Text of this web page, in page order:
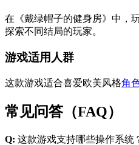
在《戴绿帽子的健身房》中，
探索不同结局的玩家。
游戏适用人群
这款游戏适合喜爱欧美风格角
常见问答（FAQ）
Q: 这款游戏支持哪些操作系统